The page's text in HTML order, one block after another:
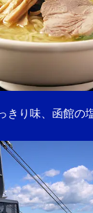
きり味、函館の